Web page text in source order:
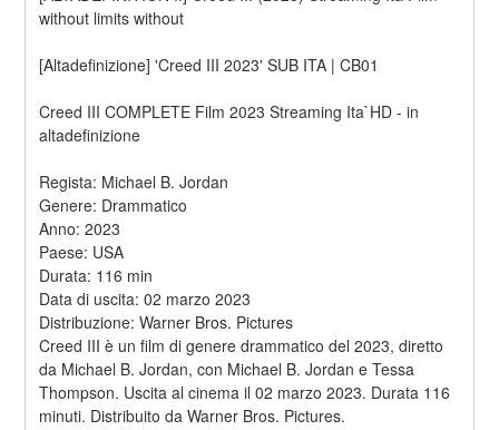
without limits without
[Altadefinizione] 'Creed III 2023' SUB ITA | CB01
Creed III COMPLETE Film 2023 Streaming Ita`HD - in
altadefinizione
Regista: Michael B. Jordan
Genere: Drammatico
Anno: 2023
Paese: USA
Durata: 116 min
Data di uscita: 02 marzo 2023
Distribuzione: Warner Bros. Pictures
Creed III è un film di genere drammatico del 2023, diretto
da Michael B. Jordan, con Michael B. Jordan e Tessa
Thompson. Uscita al cinema il 02 marzo 2023. Durata 116
minuti. Distribuito da Warner Bros. Pictures.